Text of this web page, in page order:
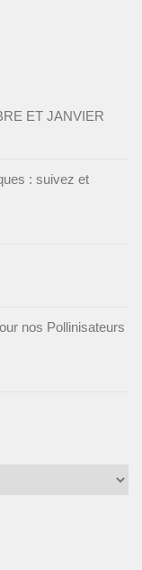
ET JANVIER
: suivez et
nos Pollinisateurs